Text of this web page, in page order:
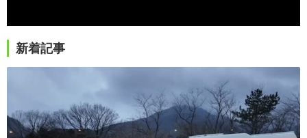
新着記事